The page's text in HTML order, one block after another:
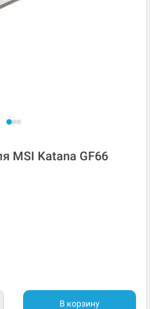
MSI Katana GF66
В корзину